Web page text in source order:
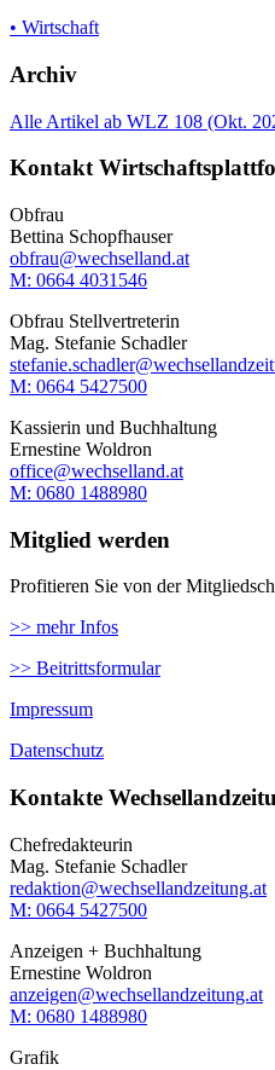
• Wirtschaft
Archiv
Alle Artikel ab WLZ 108 (Okt.
Kontakt
Obfrau
Bettina Schopfhauser
obfrau@wechselland.at
M: 0664 4031546
Obfrau Stellvertreterin
Mag. Stefanie Schadler
M: ‭0664 5427500‬
Kassierin und Buchhaltung
Ernestine Woldron
office@wechselland.at
M: ‭0680 1488980‬
Mitglied werden
Profitieren Sie von der
>> mehr Infos
>> Beitrittsformular
Impressum
Datenschutz
Kontakte
Chefredakteurin
Mag. Stefanie Schadler
redaktion@wechsellandzeitung.at
M: 0664 5427500‬
Anzeigen + Buchhaltung
Ernestine Woldron
anzeigen@wechsellandzeitung.at
M: ‭0680 1488980‬
Grafik